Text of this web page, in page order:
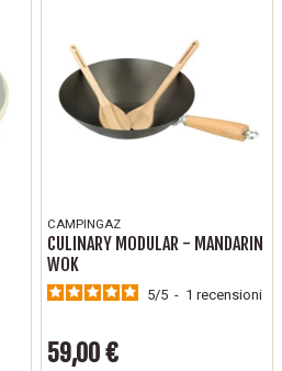
CAMPINGAZ
CULINARY MODULAR - MANDARIN
WOK
5/5 - 1 recensioni
Prezzo
59,00 €